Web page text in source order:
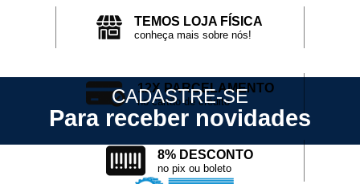
TEMOS LOJA FÍSICA
conheça mais sobre nós!
12X PARCELAMENTO
no cartão de crédito
8% DESCONTO
no pix ou boleto
CADASTRE-SE
Para receber novidades